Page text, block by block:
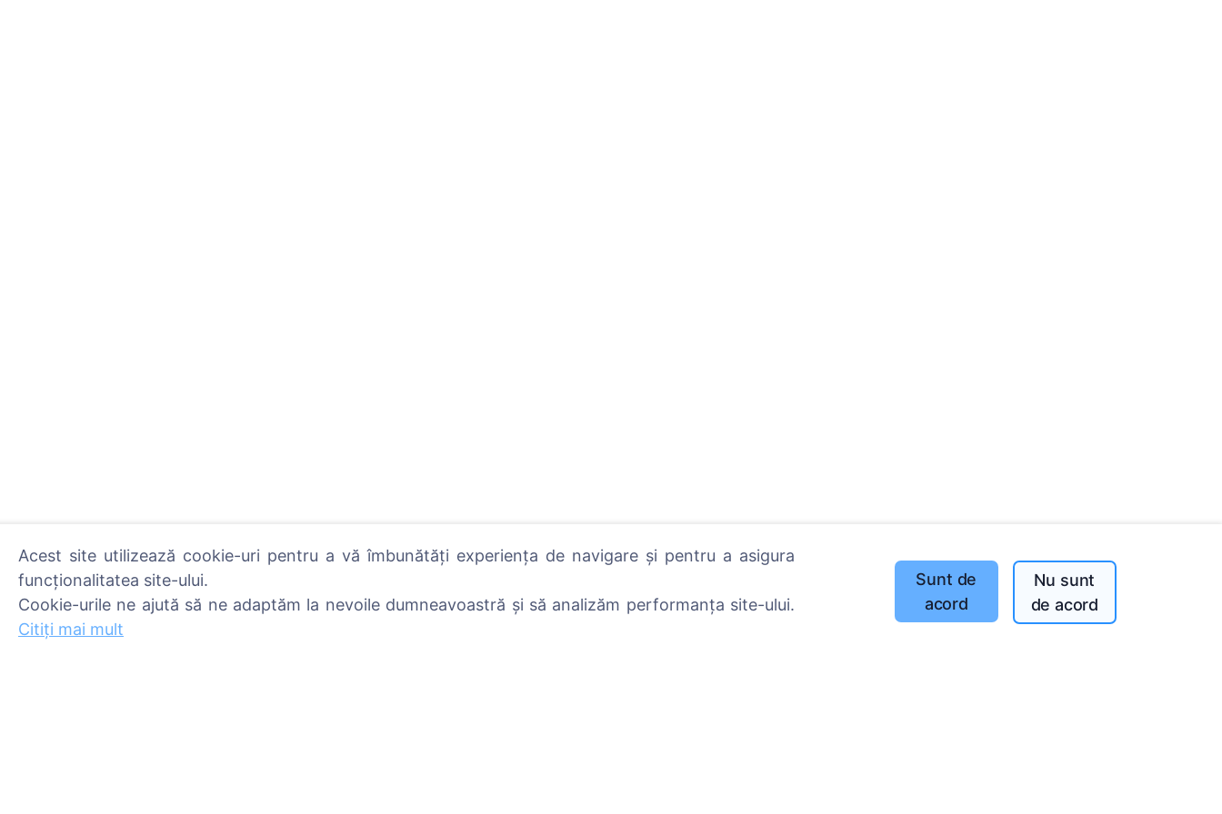
Aprinde o lumânare digitală - plantează un copac!
Copaci plantați
1393
Acest site utilizează cookie-uri pentru a vă îmbunătăți experiența de navigare și pentru a asigura
funcționalitatea site-ului.
Cookie-urile ne ajută să ne adaptăm la nevoile dumneavoastră și să analizăm performanța site-ului.
Citiți mai mult
Sunt de
acord
Nu sunt
de acord